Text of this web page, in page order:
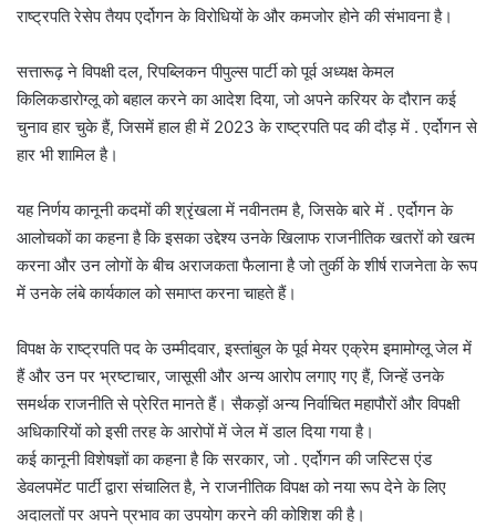
राष्ट्रपति रेसेप तैयप एर्दोगन के विरोधियों के और कमजोर होने की संभावना है।
सत्तारूढ़ ने विपक्षी दल, रिपब्लिकन पीपुल्स पार्टी को पूर्व अध्यक्ष केमल
किलिकडारोग्लू को बहाल करने का आदेश दिया, जो अपने करियर के दौरान कई
चुनाव हार चुके हैं, जिसमें हाल ही में 2023 के राष्ट्रपति पद की दौड़ में . एर्दोगन से
हार भी शामिल है।
यह निर्णय कानूनी कदमों की श्रृंखला में नवीनतम है, जिसके बारे में . एर्दोगन के
आलोचकों का कहना है कि इसका उद्देश्य उनके खिलाफ राजनीतिक खतरों को खत्म
करना और उन लोगों के बीच अराजकता फैलाना है जो तुर्की के शीर्ष राजनेता के रूप
में उनके लंबे कार्यकाल को समाप्त करना चाहते हैं।
विपक्ष के राष्ट्रपति पद के उम्मीदवार, इस्तांबुल के पूर्व मेयर एक्रेम इमामोग्लू जेल में
हैं और उन पर भ्रष्टाचार, जासूसी और अन्य आरोप लगाए गए हैं, जिन्हें उनके
समर्थक राजनीति से प्रेरित मानते हैं। सैकड़ों अन्य निर्वाचित महापौरों और विपक्षी
अधिकारियों को इसी तरह के आरोपों में जेल में डाल दिया गया है।
कई कानूनी विशेषज्ञों का कहना है कि सरकार, जो . एर्दोगन की जस्टिस एंड
डेवलपमेंट पार्टी द्वारा संचालित है, ने राजनीतिक विपक्ष को नया रूप देने के लिए
अदालतों पर अपने प्रभाव का उपयोग करने की कोशिश की है।